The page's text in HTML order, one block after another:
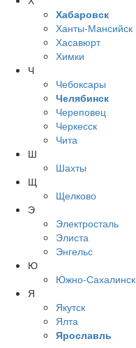
Хабаровск
Ханты-Мансийск
Хасавюрт
Химки
Ч
Чебоксары
Челябинск
Череповец
Черкесск
Чита
Ш
Шахты
Щ
Щелково
Э
Электросталь
Элиста
Энгельс
Ю
Южно-Сахалинск
Я
Якутск
Ялта
Ярославль